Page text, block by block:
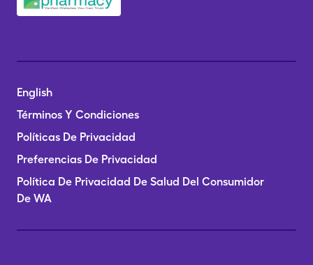
English
Términos Y Condiciones
Políticas De Privacidad
Preferencias De Privacidad
Política De Privacidad De Salud Del Consumidor
De WA